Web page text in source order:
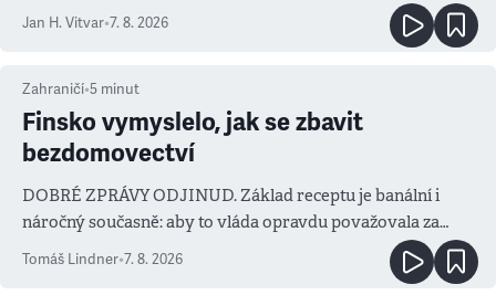
salvy i kritika pokrokářů
Jan H. Vitvar•7. 8. 2026
Zahraničí•5 minut
Finsko vymyslelo, jak se zbavit
bezdomovectví
DOBRÉ ZPRÁVY ODJINUD. Základ receptu je banální i
náročný současně: aby to vláda opravdu považovala za
prioritu
Tomáš Lindner•7. 8. 2026